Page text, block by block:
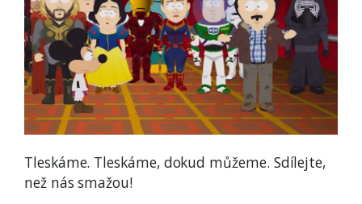
Tleskáme. Tleskáme, dokud můžeme. Sdílejte,
než nás smažou!